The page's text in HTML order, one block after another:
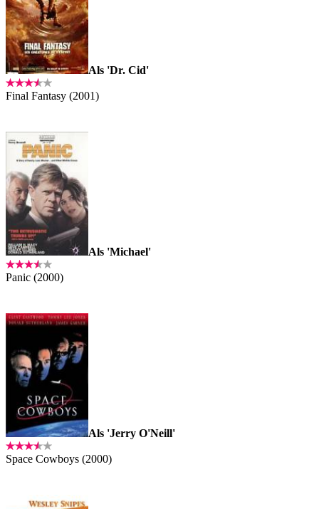
Als 'Dr. Cid'
Final Fantasy (2001)
Als 'Michael'
Panic (2000)
Als 'Jerry O'Neill'
Space Cowboys (2000)